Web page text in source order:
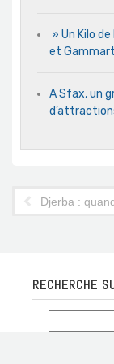
» Un Kilo
et
A Sfax, un
Djerba :
RECHERCHE